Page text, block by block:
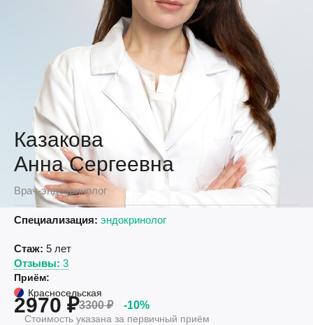
Казакова
Анна Сергеевна
Врач-эндокринолог
Специализация: эндокринолог
Стаж: 5 лет
Отзывы: 3
Приём:
Красносельская
2970 ₽3300 ₽ -10%
Стоимость указана за первичный приём